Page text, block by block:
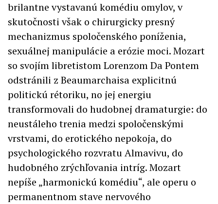
brilantne vystavanú komédiu omylov, v
skutočnosti však o chirurgicky presný
mechanizmus spoločenského poníženia,
sexuálnej manipulácie a erózie moci. Mozart
so svojím libretistom Lorenzom Da Pontem
odstránili z Beaumarchaisa explicitnú
politickú rétoriku, no jej energiu
transformovali do hudobnej dramaturgie: do
neustáleho trenia medzi spoločenskými
vrstvami, do erotického nepokoja, do
psychologického rozvratu Almavivu, do
hudobného zrýchľovania intríg. Mozart
nepíše „harmonickú komédiu“, ale operu o
permanentnom stave nervového